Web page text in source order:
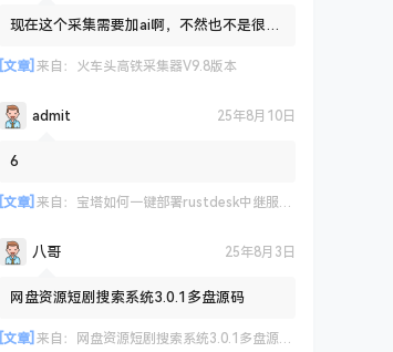
现在这个采集需要加ai啊，不然也不是很友
[文章] 来自： 火车头高铁采集器V9.8版本
admit 25年8月10日
6
[文章] 来自： 宝塔如何一键部署rustdesk中继服务器及API 实现客户端登录远程设备管理等
八哥 25年8月3日
网盘资源短剧搜索系统3.0.1多盘源码
[文章] 来自： 网盘资源短剧搜索系统3.0.1多盘源码，支持多网盘云盘资源搜索【已测试】